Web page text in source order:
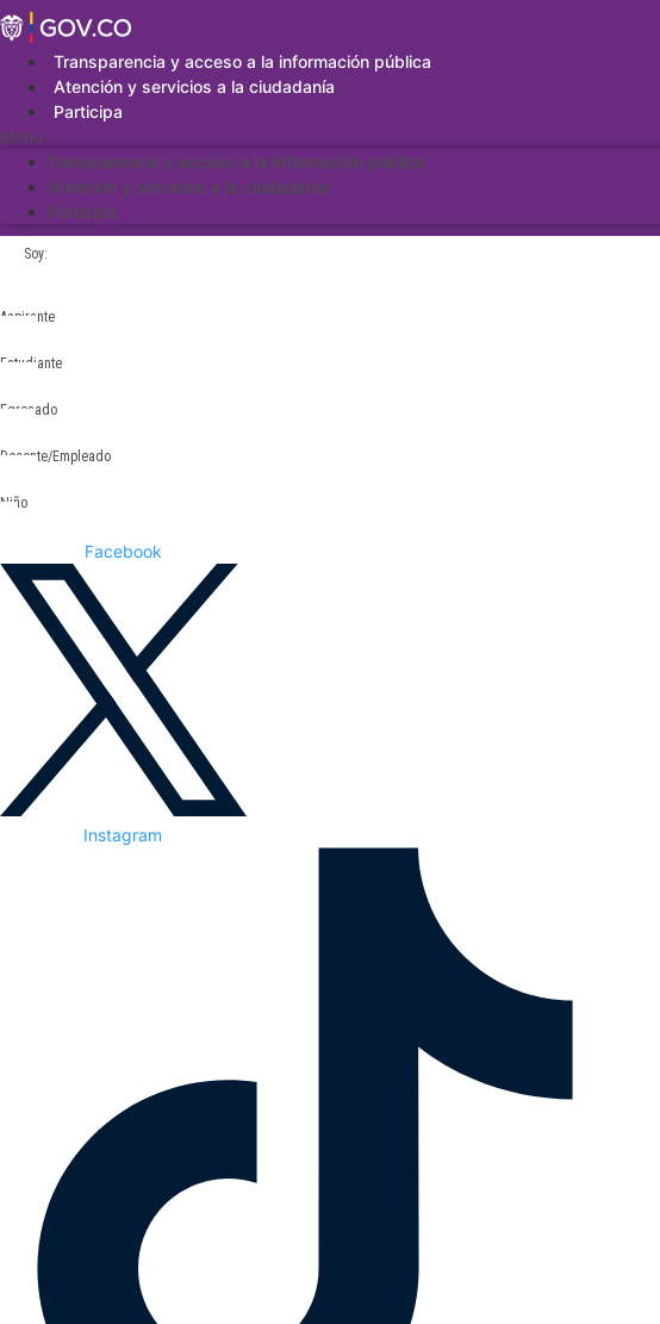
Saltar
al
contenidoTransparencia y acceso a la información pública
Atención y servicios a la ciudadanía
Participa
Menu
Transparencia y acceso a la información pública
Atención y servicios a la ciudadanía
Participa
Soy:
Aspirante
Estudiante
Egresado
Docente/Empleado
Niño
Facebook
Instagram